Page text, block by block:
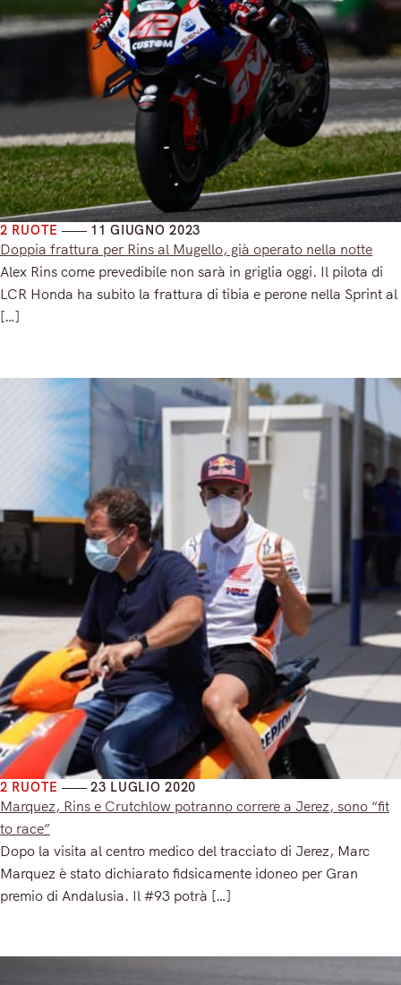
2 RUOTE 11 GIUGNO 2023
Doppia frattura per Rins al Mugello, già operato nella notte
Alex Rins come prevedibile non sarà in griglia oggi. Il pilota di
LCR Honda ha subito la frattura di tibia e perone nella Sprint al
[…]
2 RUOTE 23 LUGLIO 2020
Marquez, Rins e Crutchlow potranno correre a Jerez, sono “fit
to race”
Dopo la visita al centro medico del tracciato di Jerez, Marc
Marquez è stato dichiarato fidsicamente idoneo per Gran
premio di Andalusia. Il #93 potrà […]